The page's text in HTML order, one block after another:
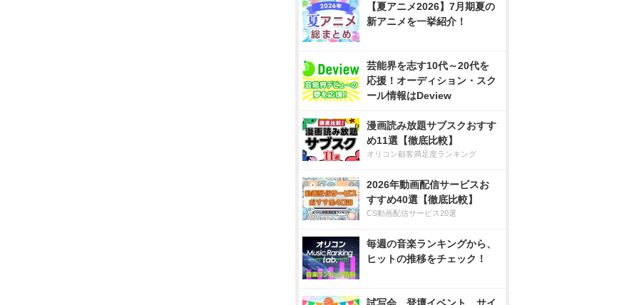
【夏アニメ2026】7月期夏の
新アニメを一挙紹介！
芸能界を志す10代～20代を
応援！オーディション・スク
ール情報はDeview
漫画読み放題サブスクおすす
め11選【徹底比較】
オリコン顧客満足度ランキング
2026年動画配信サービスお
すすめ40選【徹底比較】
CS動画配信サービス20選
毎週の音楽ランキングから、
ヒットの推移をチェック！